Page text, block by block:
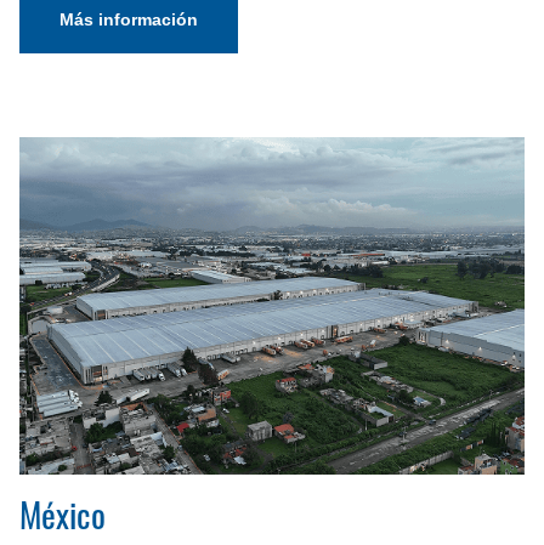
Más información
México